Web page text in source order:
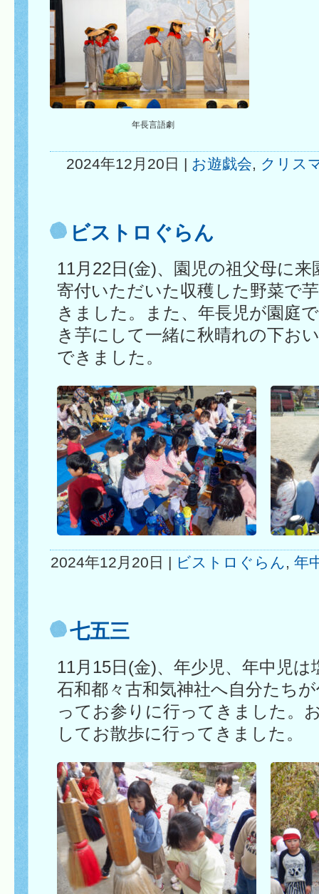
年長言語劇
2024年12月20日 | お遊戯会, クリス
ビストロぐらん
11月22日(金)、園児の祖父母に
寄付いただいた収穫した野菜で
きました。また、年長児が園庭
き芋にして一緒に秋晴れの下お
できました。
2024年12月20日 | ビストロぐらん, 年
七五三
11月15日(金)、年少児、年中児
石和都々古和気神社へ自分たち
ってお参りに行ってきました。
してお散歩に行ってきました。